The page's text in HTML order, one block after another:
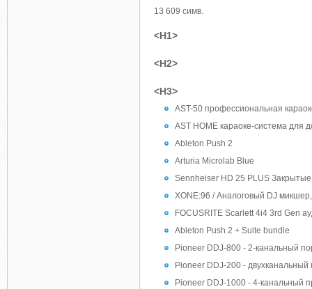
13 609 симв.
<H1>
<H2>
<H3>
AST-50 профессиональная
AST HOME караоке-система для
Ableton Push 2
Arturia Microlab Blue
Sennheiser HD 25 PLUS
XONE:96 / Аналоговый DJ
FOCUSRITE Scarlett 4i4 3rd Gen
Ableton Push 2 + Suite bundle
Pioneer DDJ-800 - 2-канальный
Pioneer DDJ-200 -
Pioneer DDJ-1000 - 4-канальный